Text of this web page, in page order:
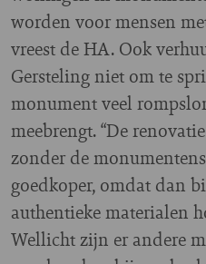
worden voor mensen
vreest de HA. Ook
Gersteling niet om te
monument veel
meebrengt. “De
zonder de
goedkoper, omdat dan
authentieke materialen
Wellicht zijn er andere